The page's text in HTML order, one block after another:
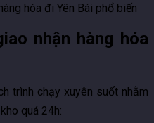
hóa đi Yên Bái phổ biến
nhận hàng hóa
trình chạy xuyên suốt nhằm
quá 24h: